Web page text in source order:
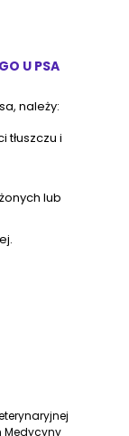
U PSA
należy:
i
lub
Medycyny